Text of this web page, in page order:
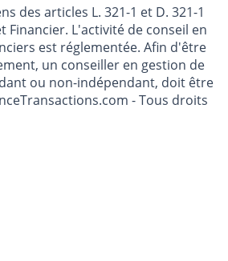
des conseils en
des articles L. 321-1 et D. 321-1
Financier. L'activité de conseil en
est réglementée. Afin d'être
un conseiller en gestion de
ou non-indépendant, doit être
- Tous droits